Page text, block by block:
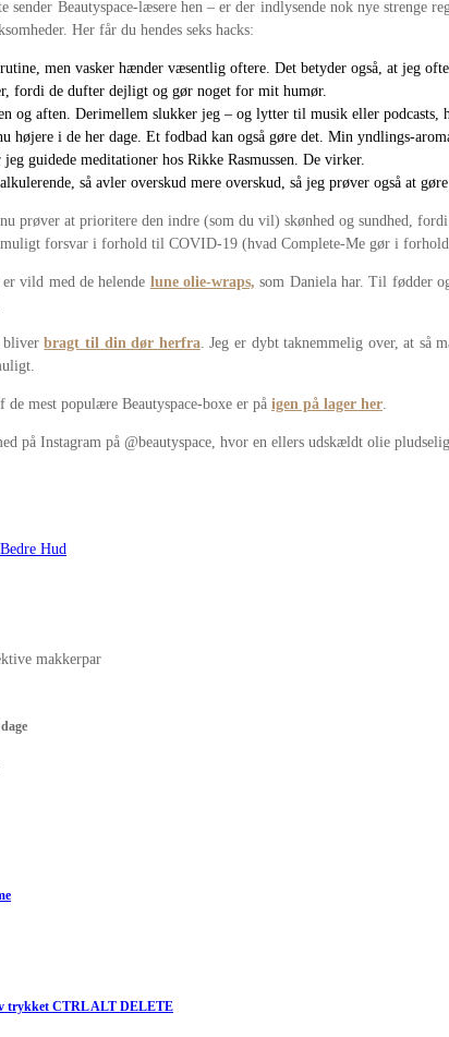
sender Beautyspace-læsere hen – er der indlysende nok nye strenge
Her får du hendes seks hacks:
men vasker hænder væsentlig oftere. Det betyder også, at jeg
fordi de dufter dejligt og gør noget for mit humør.
og aften. Derimellem slukker jeg – og lytter til musik eller podcasts,
højere i de her dage. Et fodbad kan også gøre det. Min yndlings-
guidede meditationer hos Rikke Rasmussen. De virker.
så avler overskud mere overskud, så jeg prøver også at
prøver at prioritere den indre (som du vil) skønhed og sundhed,
forsvar i forhold til COVID-19 (hvad Complete-Me gør i
er vild med de helende lune olie-wraps, som Daniela har. Til fødder
bliverbragt til din dør herfra . Jeg er dybt taknemmelig over, at så
de mest populære Beautyspace-boxe er på igen på lager her
på Instagram på @beautyspace, hvor en ellers udskældt olie
Hud
makkerpar
trykket CTRL ALT DELETE